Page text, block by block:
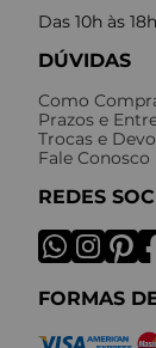
Das 10h às
DÚVIDAS
Como
Prazos e
Trocas e
Fale Conosco
REDES
FORMAS